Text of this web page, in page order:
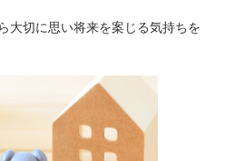
大切に思い将来を案じる気持ちを